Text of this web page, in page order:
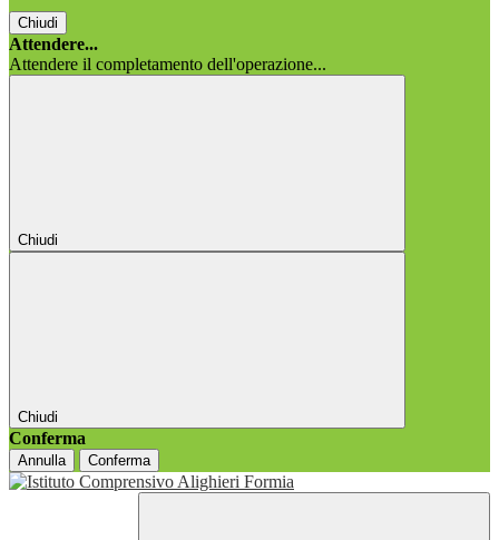
Chiudi
Attendere...
Attendere il completamento dell'operazione...
Chiudi
Chiudi
Conferma
Annulla Conferma